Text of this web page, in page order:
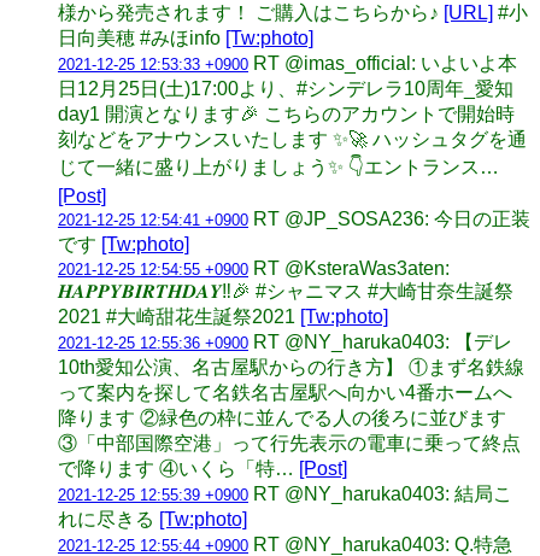
様から発売されます！ ご購入はこちらから♪ [URL] #小
日向美穂 #みほinfo [Tw:photo]
2021-12-25 12:53:33 +0900 RT @imas_official: いよいよ本
日12月25日(土)17:00より、#シンデレラ10周年_愛知
day1 開演となります🎉 こちらのアカウントで開始時
刻などをアナウンスいたします ✨🚀 ハッシュタグを通
じて一緒に盛り上がりましょう✨ 👇エントランス…
[Post]
2021-12-25 12:54:41 +0900 RT @JP_SOSA236: 今日の正装
です [Tw:photo]
2021-12-25 12:54:55 +0900 RT @KsteraWas3aten:
𝑯𝑨𝑷𝑷𝒀𝑩𝑰𝑹𝑻𝑯𝑫𝑨𝒀‼️🎉 #シャニマス #大崎甘奈生誕祭
2021 #大崎甜花生誕祭2021 [Tw:photo]
2021-12-25 12:55:36 +0900 RT @NY_haruka0403: 【デレ
10th愛知公演、名古屋駅からの行き方】 ①まず名鉄線
って案内を探して名鉄名古屋駅へ向かい4番ホームへ
降ります ②緑色の枠に並んでる人の後ろに並びます
③「中部国際空港」って行先表示の電車に乗って終点
で降ります ④いくら「特… [Post]
2021-12-25 12:55:39 +0900 RT @NY_haruka0403: 結局こ
れに尽きる [Tw:photo]
2021-12-25 12:55:44 +0900 RT @NY_haruka0403: Q.特急